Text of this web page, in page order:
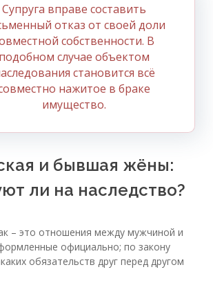
Супруга вправе составить
отказ от своей доли
собственности. В
подобном случае объектом
становится всё
нажитое в браке
имущество.
и бывшая жёны:
ли на наследство?
– это отношения между мужчиной и
официально; по закону
обязательств друг перед другом